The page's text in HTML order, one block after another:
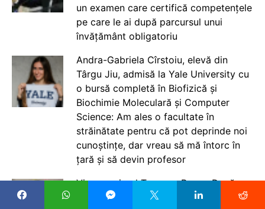
un examen care certifică competențele
pe care le ai după parcursul unui
învățământ obligatoriu
Andra-Gabriela Cîrstoiu, elevă din
Târgu Jiu, admisă la Yale University cu
o bursă completă în Biofizică și
Biochimie Moleculară și Computer
Science: Am ales o facultate în
străinătate pentru că pot deprinde noi
cunoștințe, dar vreau să mă întorc în
țară și să devin profesor
Vicepremierul Tanczos Barna: Dacă
învățământul nu se rezolvă, pică toată